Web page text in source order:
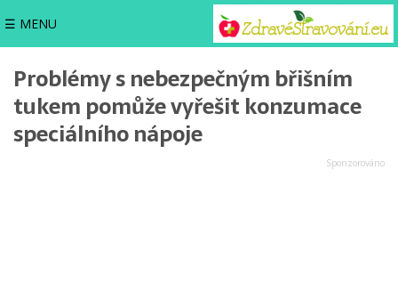
☰ MENU
Problémy s nebezpečným břišním
tukem pomůže vyřešit konzumace
speciálního nápoje